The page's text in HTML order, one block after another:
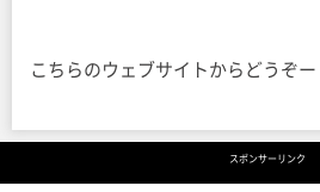
こちらのウェブサイトからどうぞー
スポンサーリンク